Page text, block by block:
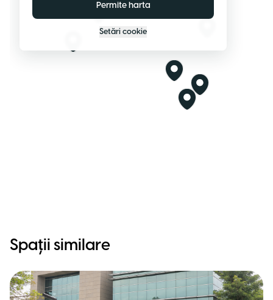
Permite harta
Setări cookie
Spații similare